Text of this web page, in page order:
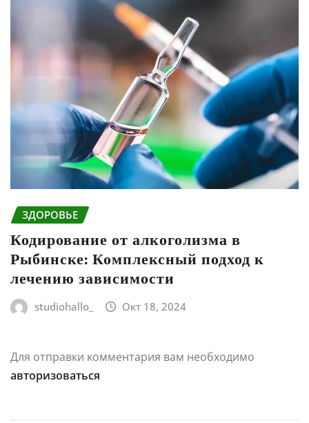
ЗДОРОВЬЕ
Кодирование от алкоголизма в
Рыбинске: Комплексный подход к
лечению зависимости
studiohallo_ Окт 18, 2024
Для отправки комментария вам необходимо
авторизоваться